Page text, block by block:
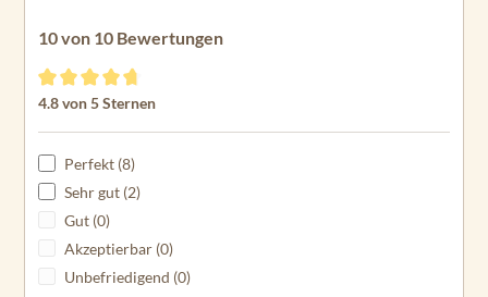
10 von 10 Bewertungen
Durchschnittliche Bewertung von 4.8 von 5 Sternen
4.8 von 5 Sternen
Perfekt (8)
Sehr gut (2)
Gut (0)
Akzeptierbar (0)
Unbefriedigend (0)